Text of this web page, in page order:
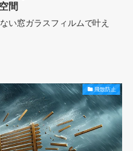
間
い窓ガラスフィルムで叶え
飛散防止